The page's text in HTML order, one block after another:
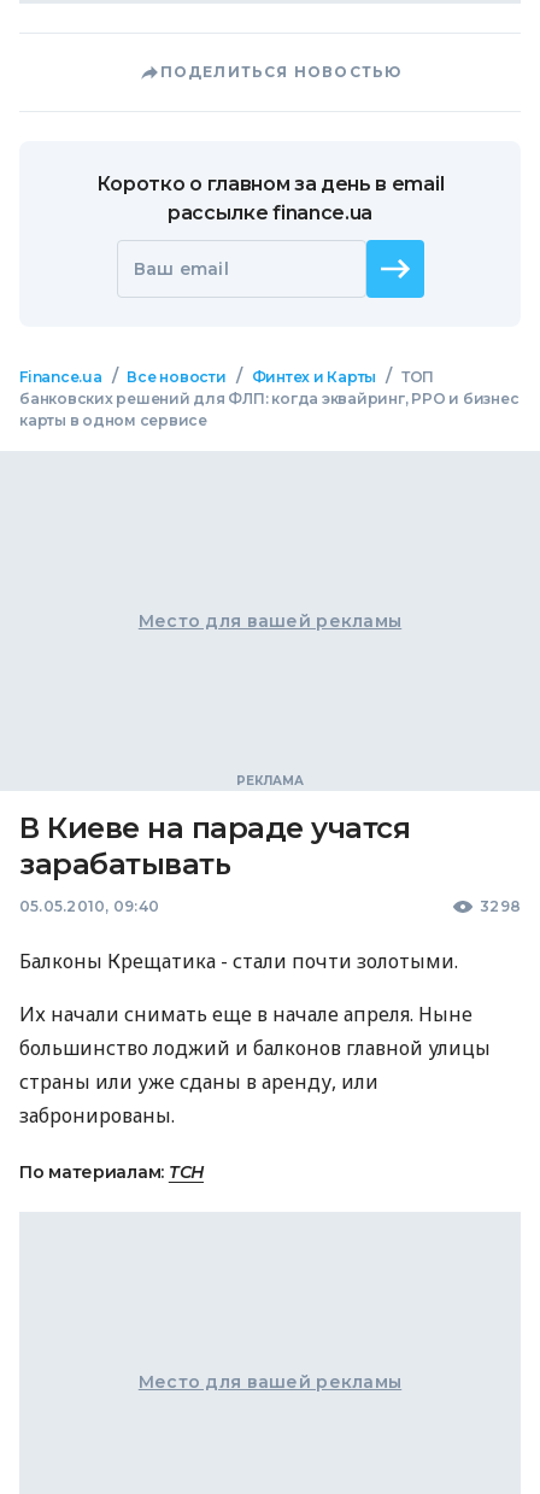
ПОДЕЛИТЬСЯ НОВОСТЬЮ
Коротко о главном за день в email
рассылке finance.ua
Ваш email
Finance.ua / Все новости / Финтех и Карты / ТОП
банковских решений для ФЛП: когда эквайринг, РРО и бизнес
карты в одном сервисе
Место для вашей рекламы
В Киеве на параде учатся
зарабатывать
05.05.2010, 09:40 3298
Балконы Крещатика - стали почти золотыми.
Их начали снимать еще в начале апреля. Ныне
большинство лоджий и балконов главной улицы
страны или уже сданы в аренду, или
забронированы.
По материалам: ТСН
Место для вашей рекламы